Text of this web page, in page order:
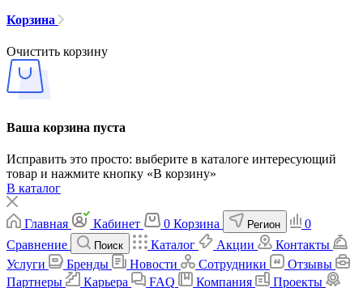
Корзина
Очистить корзину
Ваша корзина пуста
Исправить это просто: выберите в каталоге интересующий
товар и нажмите кнопку «В корзину»
В каталог
Главная Кабинет 0 Корзина Регион
0
Сравнение
Поиск Каталог Акции
Контакты
Услуги
Бренды Новости Сотрудники
Отзывы
Партнеры
Карьера FAQ Компания Проекты